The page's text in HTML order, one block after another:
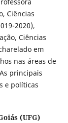
Ciências
2020),
Ciências
em
nas áreas de
principais
e políticas
(UFG)